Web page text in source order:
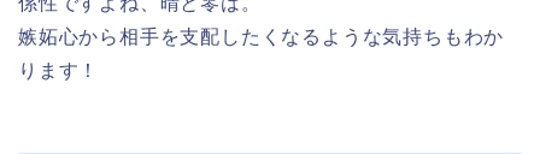
嫉妬心から相手を支配したくなるような気持ちもわか
ります！